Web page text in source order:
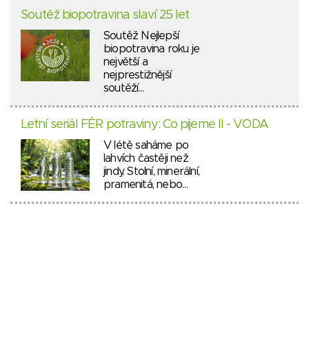
Soutěž biopotravina slaví 25 let
Soutěž Nejlepší
biopotravina roku je
největší a
nejprestižnější
soutěží…
Letní seriál FÉR potraviny: Co pijeme II - VODA
V létě saháme po
lahvích častěji než
jindy. Stolní, minerální,
pramenitá, nebo…